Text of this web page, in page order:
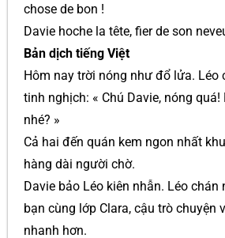
chose de bon !
Davie hoche la tête, fier de son
Bản dịch tiếng Việt
Hôm nay trời nóng như đổ lửa. Léo
tinh nghịch: « Chú Davie, nóng
nhé? »
Cả hai đến quán kem ngon nhất
hàng dài người chờ.
Davie bảo Léo kiên nhẫn. Léo chán
bạn cùng lớp Clara, cậu trò chuyện
nhanh hơn.